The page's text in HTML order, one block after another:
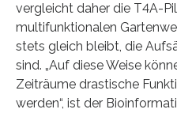
vergleicht daher die T4A-
multifunktionalen
stets gleich bleibt, die
sind. „Auf diese Weise
Zeiträume drastische
werden“, ist der